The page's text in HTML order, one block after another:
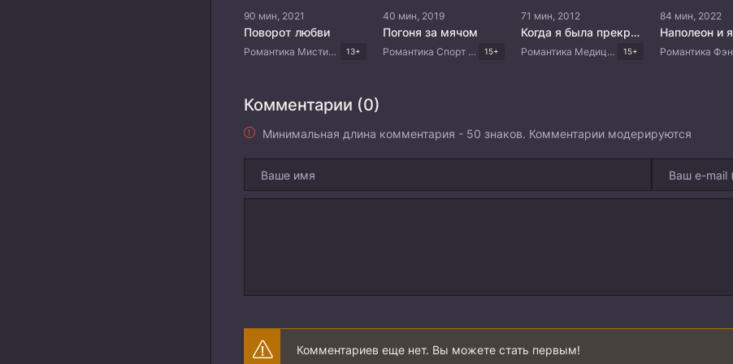
90 мин, 2021
Поворот любви
Романтика Мистика Комедия Драма Тайские дорамы 13+
40 мин, 2019
Погоня за мячом
Романтика Спорт Комедия Китайские дорамы 15+
71 мин, 2012
Когда я была прекрасной
Романтика Медицина Мелодрама Корейские дорамы 15+
84 мин, 2022
Наполеон и я
Комментарии (0)
Минимальная длина комментария - 50 знаков. Комментарии модерируются
Комментариев еще нет. Вы можете стать первым!